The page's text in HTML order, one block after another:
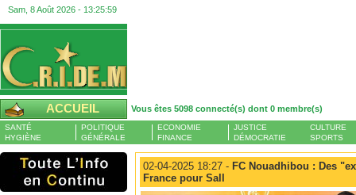
Sam, 8 Août 2026 - 13:25:59
ACCUEIL Vous êtes 5098 connecté(s) dont 0 membre(s)
SANTÉ
HYGIÈNE
POLITIQUE
GÉNÉRALE
ECONOMIE
FINANCE
JUSTICE
DÉMOCRATIE
CULTURE
SPORTS
02-04-2025 18:27 - FC Nouadhibou : Des
France pour Sall